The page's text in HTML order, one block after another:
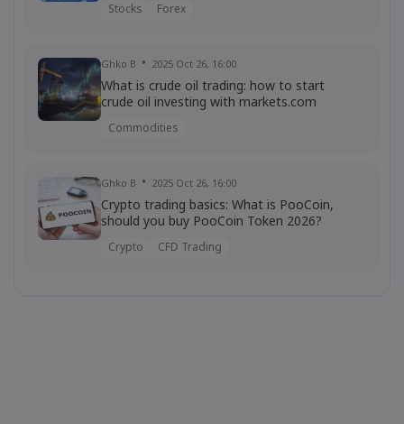
Stocks Forex
Ghko B 2025 Oct 26, 16:00
What is crude oil trading: how to start
crude oil investing with markets.com
Commodities
Ghko B 2025 Oct 26, 16:00
Crypto trading basics: What is PooCoin,
should you buy PooCoin Token 2026?
Crypto CFD Trading